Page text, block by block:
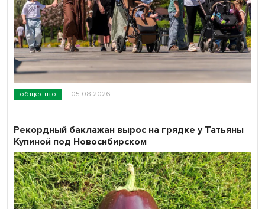
общество 05.08.2026
Рекордный баклажан вырос на грядке у Татьяны
Купиной под Новосибирском